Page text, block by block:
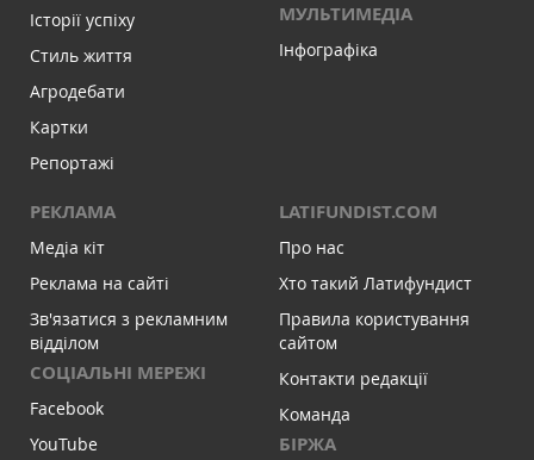
Історії успіху
Стиль життя
Агродебати
Картки
Репортажі
МУЛЬТИМЕДІА
Інфографіка
РЕКЛАМА
Медіа кіт
Реклама на сайті
Зв'язатися з рекламним
відділом
СОЦІАЛЬНІ МЕРЕЖІ
Facebook
YouTube
LATIFUNDIST.COM
Про нас
Хто такий Латифундист
Правила користування
сайтом
Контакти редакції
Команда
БІРЖА